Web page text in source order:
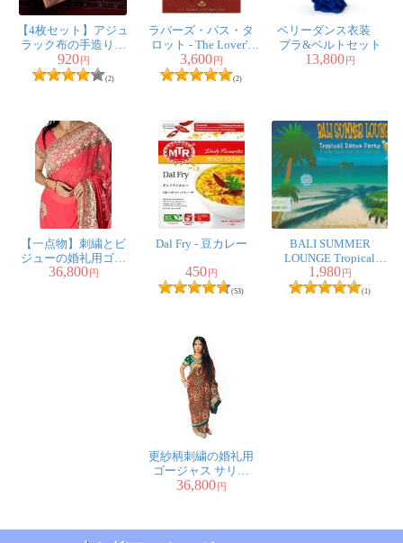
【4枚セット】アジュ
ラック布の手造りコ
ースター リバーシ
ブル サークル
920円
(2)
ラバーズ・パス・タ
ロット - The Lover's
Path Tarot
3,600円
(2)
ベリーダンス衣装
ブラ&ベルトセット
13,800円
【一点物】刺繍とビ
ジューの婚礼用ゴー
ジャス ジョーゼット
36,800 円
Dal Fry - 豆カレー
450 円
(53)
BALI SUMMER
LOUNGE Tropical
Dance Party
1,980 円
(1)
更紗柄刺繍の婚礼用
ゴージャス サリー
【チョリ付き】
36,800円